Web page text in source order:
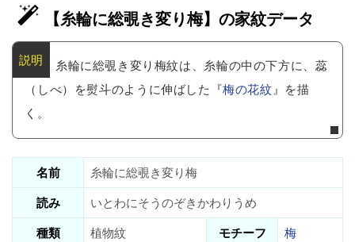
【糸輪に総覗き変り梅】の家紋データ
糸輪に総覗き変り梅紋は、糸輪の中の下方に、蕊
（しべ）を熨斗のように伸ばした『梅の花紋』を描
く。
名前
糸輪に総覗き変り梅
読み
いとわにそうのぞきかわりうめ
種類
植物紋 モチーフ
梅